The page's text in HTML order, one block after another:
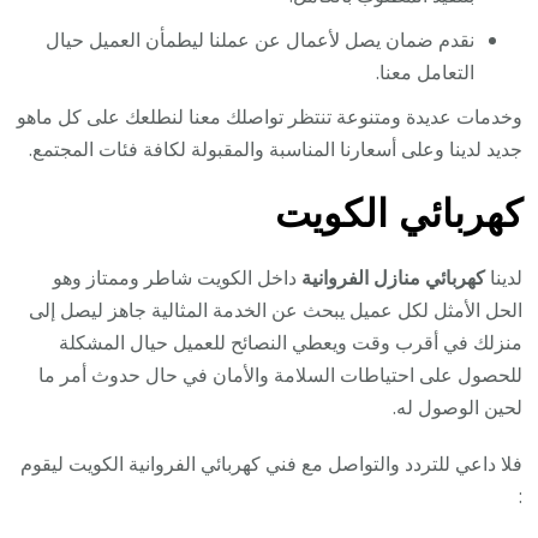
نقدم ضمان يصل لأعمال عن عملنا ليطمأن العميل حيال
التعامل معنا.
وخدمات عديدة ومتنوعة تنتظر تواصلك معنا لنطلعك على كل ماهو
جديد لدينا وعلى أسعارنا المناسبة والمقبولة لكافة فئات المجتمع.
كهربائي الكويت
لديناكهربائي منازل الفروانية داخل الكويت شاطر وممتاز وهو
الحل الأمثل لكل عميل يبحث عن الخدمة المثالية جاهز ليصل إلى
منزلك في أقرب وقت ويعطي النصائح للعميل حيال المشكلة
للحصول على احتياطات السلامة والأمان في حال حدوث أمر ما
لحين الوصول له.
فلا داعي للتردد والتواصل مع فني كهربائي الفروانية الكويت ليقوم
: